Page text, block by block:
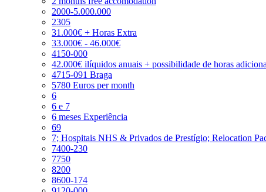
2000-5.000.000
2305
31.000€ + Horas Extra
33.000€ - 46.000€
4150-000
42.000€ ilíquidos anuais + possibilidade de horas
4715-091 Braga
5780 Euros per month
6
6 e 7
6 meses Experiência
69
7; Hospitais NHS & Privados de Prestígio; Relocation
7400-230
7750
8200
8600-174